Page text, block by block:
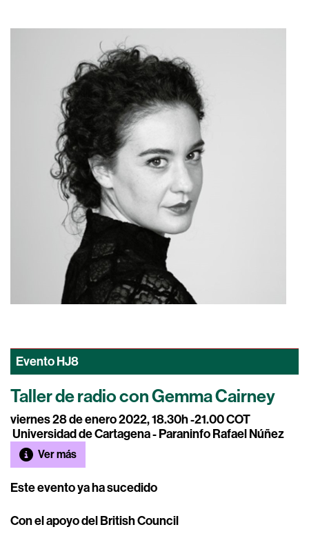
EventoHJ8
Taller de radio con Gemma Cairney
viernes 28 de enero 2022, 18.30h -21.00 COT
Universidad de Cartagena - Paraninfo Rafael Núñez
Ver más
Este evento ya ha sucedido
Con el apoyo del British Council